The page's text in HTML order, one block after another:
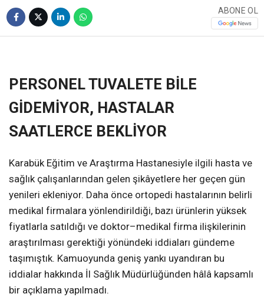
ABONE OL
PERSONEL TUVALETE BİLE
GİDEMİYOR, HASTALAR
SAATLERCE BEKLİYOR
Karabük Eğitim ve Araştırma Hastanesiyle ilgili hasta ve
sağlık çalışanlarından gelen şikâyetlere her geçen gün
yenileri ekleniyor. Daha önce ortopedi hastalarının belirli
medikal firmalara yönlendirildiği, bazı ürünlerin yüksek
fiyatlarla satıldığı ve doktor–medikal firma ilişkilerinin
araştırılması gerektiği yönündeki iddiaları gündeme
taşımıştık. Kamuoyunda geniş yankı uyandıran bu
iddialar hakkında İl Sağlık Müdürlüğünden hâlâ kapsamlı
bir açıklama yapılmadı.